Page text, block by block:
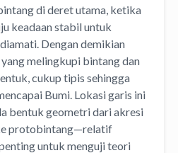
di deret utama, ketika
keadaan stabil untuk
Dengan demikian
melingkupi bintang dan
cukup tipis sehingga
Bumi. Lokasi garis ini
bentuk geometri dari akresi
protobintang—relatif
untuk menguji teori